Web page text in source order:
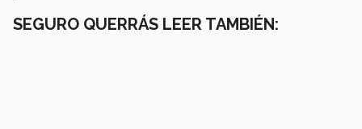
SEGURO QUERRÁS LEER TAMBIÉN: